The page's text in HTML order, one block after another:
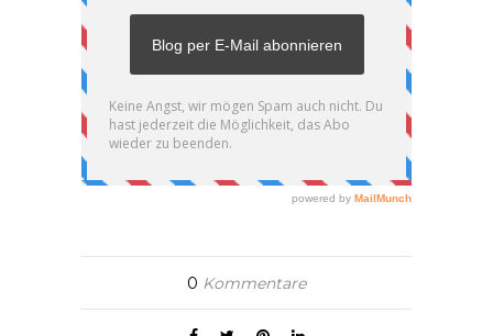
0 Kommentare